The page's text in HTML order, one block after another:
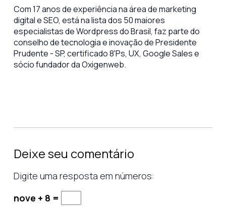
Com 17 anos de experiência na área de marketing
digital e SEO, está na lista dos 50 maiores
especialistas de Wordpress do Brasil, faz parte do
conselho de tecnologia e inovação de Presidente
Prudente - SP, certificado 8'Ps, UX, Google Sales e
sócio fundador da Oxigenweb.
Deixe seu comentário
Digite uma resposta em números:
nove + 8 =